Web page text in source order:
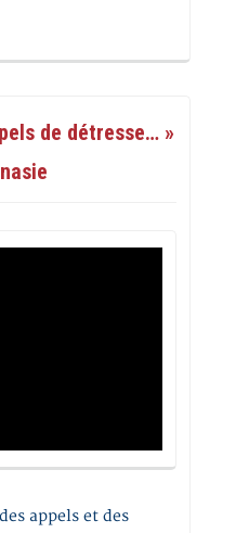
de détresse… »
appels et des